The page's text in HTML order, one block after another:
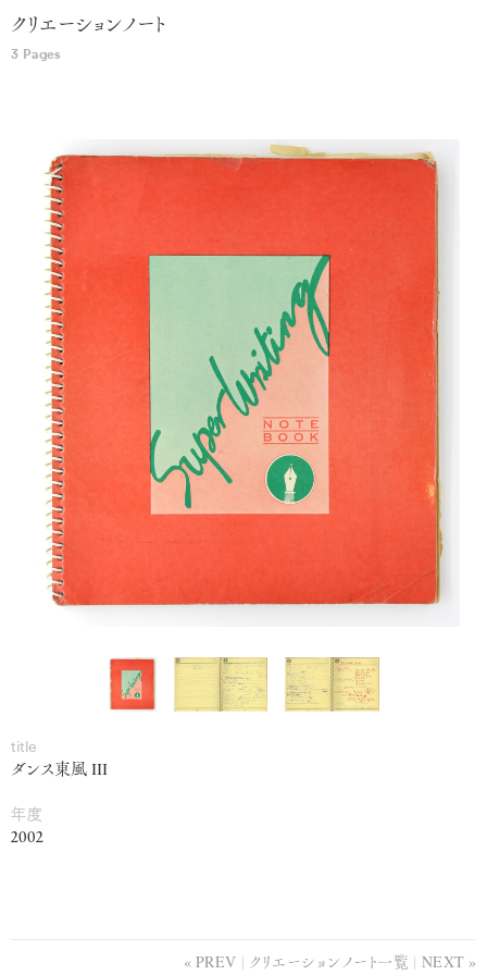
クリエーションノート
3 Pages
title
ダンス東風 III
年度
2002
PREV クリエーションノート一覧 NEXT